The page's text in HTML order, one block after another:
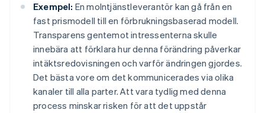
Exempel: En molntjänstleverantör kan gå från en
fast prismodell till en förbrukningsbaserad modell.
Transparens gentemot intressenterna skulle
innebära att förklara hur denna förändring påverkar
intäktsredovisningen och varför ändringen gjordes.
Det bästa vore om det kommunicerades via olika
kanaler till alla parter. Att vara tydlig med denna
process minskar risken för att det uppstår